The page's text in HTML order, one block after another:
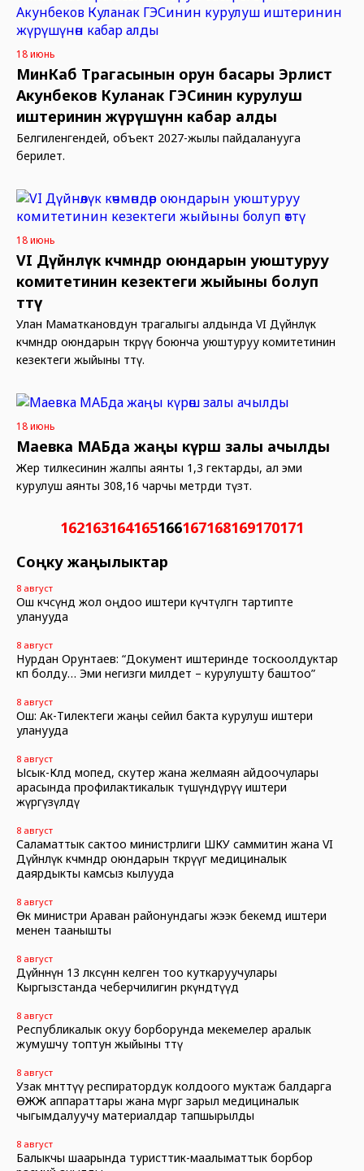
18 июнь
МинКаб Төрагасынын орун басары Эрлист
Акунбеков Куланак ГЭСинин курулуш
иштеринин жүрүшүнөн кабар алды
Белгиленгендей, объект 2027-жылы пайдаланууга
берилет.
18 июнь
VI Дүйнөлүк көчмөндөр оюндарын уюштуруу
комитетинин кезектеги жыйыны болуп
өттү
Улан Маматкановдун төрагалыгы алдында VI Дүйнөлүк
көчмөндөр оюндарын өткөрүү боюнча уюштуруу комитетинин
кезектеги жыйыны өттү.
18 июнь
Маевка МАБда жаңы күрөш залы ачылды
Жер тилкесинин жалпы аянты 1,3 гектарды, ал эми
курулуш аянты 308,16 чарчы метрди түзөт.
162163164165166167168169170171
Соңку жаңылыктар
8 август
Ош көчөсүндө жол оңдоо иштери күчөтүлгөн тартипте
уланууда
8 август
Нурдан Орунтаев: “Документ иштеринде тоскоолдуктар
көп болду… Эми негизги милдет – курулушту баштоо”
8 август
Ош: Ак-Тилектеги жаңы сейил бакта курулуш иштери
уланууда
8 август
Ысык-Көлдө мопед, скутер жана желмаян айдоочулары
арасында профилактикалык түшүндүрүү иштери
жүргүзүлдү
8 август
Саламаттык сактоо министрлиги ШКУ саммитин жана VI
Дүйнөлүк көчмөндөр оюндарын өткөрүүгө медициналык
даярдыкты камсыз кылууда
8 август
Өк министри Араван районундагы жээк бекемдөө иштери
менен таанышты
8 август
Дүйнөнүн 13 өлкөсүнөн келген тоо куткаруучулары
Кыргызстанда чеберчилигин өркүндөтүүдө
8 август
Республикалык окуу борборунда мекемелер аралык
жумушчу топтун жыйыны өттү
8 август
Узак мөөнөттүү респиратордук колдоого муктаж балдарга
ӨЖЖ аппараттары жана өмүргө зарыл медициналык
чыгымдалуучу материалдар тапшырылды
8 август
Балыкчы шаарында туристтик-маалыматтык борбор